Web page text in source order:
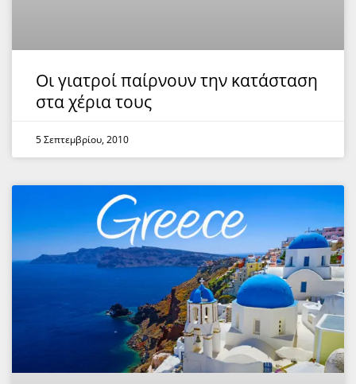
Οι γιατροί παίρνουν την κατάσταση
στα χέρια τους
5 Σεπτεμβρίου, 2010